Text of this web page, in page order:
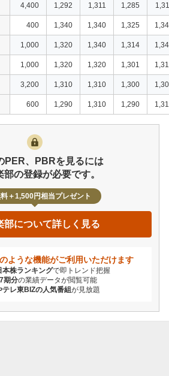
4,400 1,292 1,311 1,285
400 1,340 1,340 1,325
1,000 1,320 1,340 1,314
1,000 1,320 1,320 1,301
3,200 1,310 1,310 1,300
600 1,290 1,310 1,290
PER、PBRを見るには
部の登録が必要です。
＋1,500円相当プレゼント
部について詳しく見る
ような機能がご利用いただけます
本株ランキングで即トレンド把握
期分の業績データが閲覧可能
テレ東BIZの人気番組が見放題